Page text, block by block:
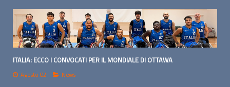
ITALIA: ECCO I CONVOCATI PER IL MONDIALE DI OTTAWA
Agosto 02 News